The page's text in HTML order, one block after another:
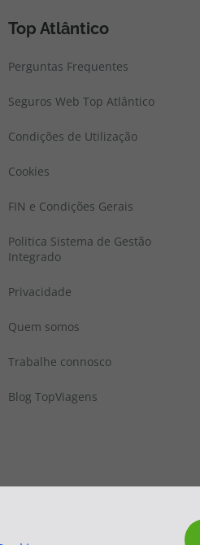
Top Atlântico
Perguntas Frequentes
Seguros Web Top Atlântico
Condições de Utilização
Cookies
FIN e Condições Gerais
Politica Sistema de Gestão
Integrado
Privacidade
Quem somos
Trabalhe connosco
Blog TopViagens